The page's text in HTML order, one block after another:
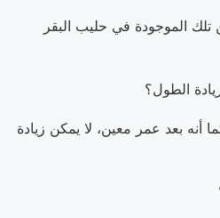
الموجودة في حليب البقر
الطول؟
أنه بعد عمر معين، لا يمكن زيادة